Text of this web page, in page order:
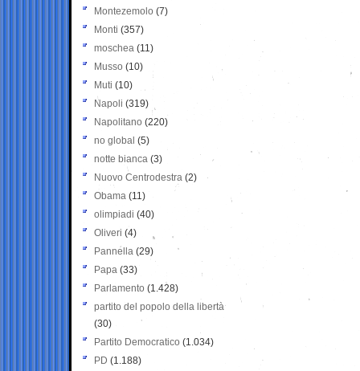
Montezemolo (7)
Monti (357)
moschea (11)
Musso (10)
Muti (10)
Napoli (319)
Napolitano (220)
no global (5)
notte bianca (3)
Nuovo Centrodestra (2)
Obama (11)
olimpiadi (40)
Oliveri (4)
Pannella (29)
Papa (33)
Parlamento (1.428)
partito del popolo della libertà
(30)
Partito Democratico (1.034)
PD (1.188)